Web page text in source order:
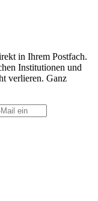
in Ihrem Postfach.
Institutionen und
verlieren. Ganz